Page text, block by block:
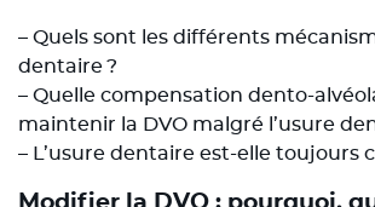
– Quels sont les différents
dentaire ?
– Quelle compensation dento-
maintenir la DVO malgré l’usure
– L’usure dentaire est-elle toujours
Modifier la DVO : pourquoi,